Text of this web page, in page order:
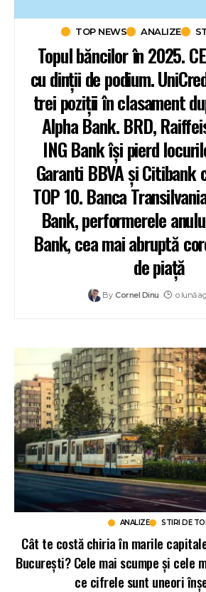
TOP NEWS ANALIZE
Topul băncilor în 2025.
cu dinții de podium.
trei poziții în clasament
Alpha Bank. BRD,
ING Bank își pierd
Garanti BBVA și Citibank
TOP 10. Banca
Bank, performerele
Bank, cea mai abruptă
de piață
By Cornel Dinu o lună
ANALIZE STIRI DE
Cât te costă chiria în marile
București? Cele mai scumpe și cele
ce cifrele sunt uneori